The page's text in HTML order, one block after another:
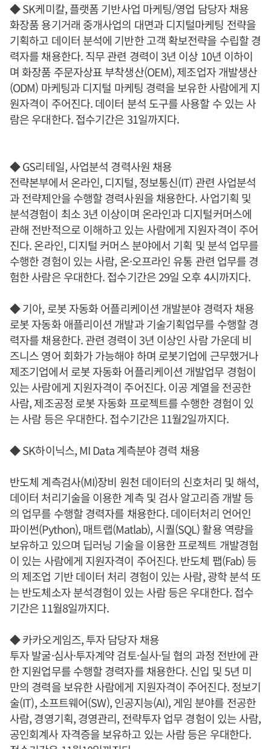
◆ SK케미칼, 플랫폼 기반사업 마케팅/영업 담당자 채용
화장품 용기거래 중개사업의 대면과 디지털마케팅 전략을
기획하고 데이터 분석에 기반한 고객 확보전략을 수립할 경
력자를 채용한다. 직무 관련 경력이 3년 이상 10년 이하이
며 화장품 주문자상표 부착생산(OEM), 제조업자 개발생산
(ODM) 마케팅과 디지털 마케팅 경력을 보유한 사람에게 지
원자격이 주어진다. 데이터 분석 도구를 사용할 수 있는 사
람은 우대한다. 접수기간은 31일까지다.
◆ GS리테일, 사업분석 경력사원 채용
전략본부에서 온라인, 디지털, 정보통신(IT) 관련 사업분석
과 전략제안을 수행할 경력사원을 채용한다. 사업기획 및
분석경험이 최소 3년 이상이며 온라인과 디지털커머스에
관해 전반적으로 이해하고 있는 사람에게 지원자격이 주어
진다. 온라인, 디지털 커머스 분야에서 기획 및 분석 업무를
수행한 경험이 있는 사람, 온·오프라인 유통 관련 업무를 경
험한 사람은 우대한다. 접수기간은 29일 오후 4시까지다.
◆ 기아, 로봇 자동화 어플리케이션 개발분야 경력자 채용
로봇 자동화 애플리이션 개발과 기술기획업무를 수행할 경
력자를 채용한다. 관련 경력이 3년 이상인 사람 가운데 비
즈니스 영어 회화가 가능해야 하며 로봇기업에 근무했거나
제조기업에서 로봇 자동화 어플리케이션 개발업무 경험이
있는 사람에게 지원자격이 주어진다. 이공 계열을 전공한
사람, 제조공정 로봇 자동화 프로젝트를 수행한 경험이 있
는 사람 등은 우대한다. 접수기간은 11월2일까지다.
◆ SK하이닉스, MI Data 계측분야 경력 채용
반도체 계측검사(MI)장비 원천 데이터의 신호처리 및 해석,
데이터 처리기술을 이용한 계측 및 검사 알고리즘 개발 등
의 업무를 수행할 경력자를 채용한다. 데이터처리 언어인
파이썬(Python), 매트랩(Matlab), 시퀄(SQL) 활용 역량을
보유하고 있으며 딥러닝 기술을 이용한 프로젝트 개발경험
이 있는 사람에게 지원자격이 주어진다. 반도체 팹(Fab) 등
의 제조업 기반 데이터 처리 경험이 있는 사람, 광학 분석 또
는 반도체소자 분석경험이 있는 사람 등은 우대한다. 접수
기간은 11월8일까지다.
◆ 카카오게임즈, 투자 담당자 채용
투자 발굴·심사·투자계약 검토·실사·딜 협의 과정 전반에 관
한 지원업무를 수행할 경력자를 채용한다. 신입 및 5년 미
만의 경력을 보유한 사람에게 지원자격이 주어진다. 정보기
술(IT), 소프트웨어(SW), 인공지능(AI), 게임 분야를 전공한
사람, 경영기획, 경영관리, 전략투자 업무 경험이 있는 사람,
공인회계사 자격증을 보유하고 있는 사람 등은 우대한다.